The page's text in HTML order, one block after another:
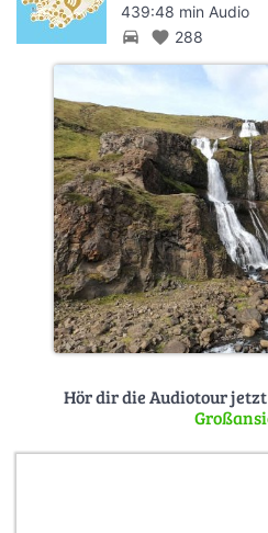
439:48 min Audio
directions_car favorite 288
Hör dir die Audiotour